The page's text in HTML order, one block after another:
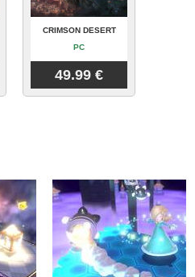
CRIMSON DESERT
PC
49.99 €